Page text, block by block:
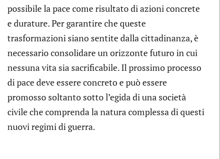
possibile la pace come risultato di azioni concrete
e durature. Per garantire che queste
trasformazioni siano sentite dalla cittadinanza, è
necessario consolidare un orizzonte futuro in cui
nessuna vita sia sacrificabile. Il prossimo processo
di pace deve essere concreto e può essere
promosso soltanto sotto l’egida di una società
civile che comprenda la natura complessa di questi
nuovi regimi di guerra.